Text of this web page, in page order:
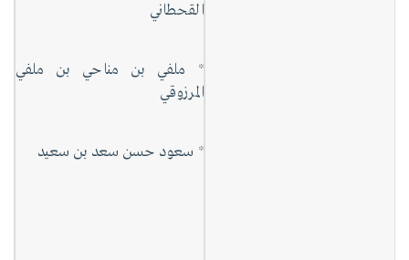
القحطاني
* ملفي بن مناحي بن ملفي
المرزوقي
* سعود حسن سعد بن سعيد